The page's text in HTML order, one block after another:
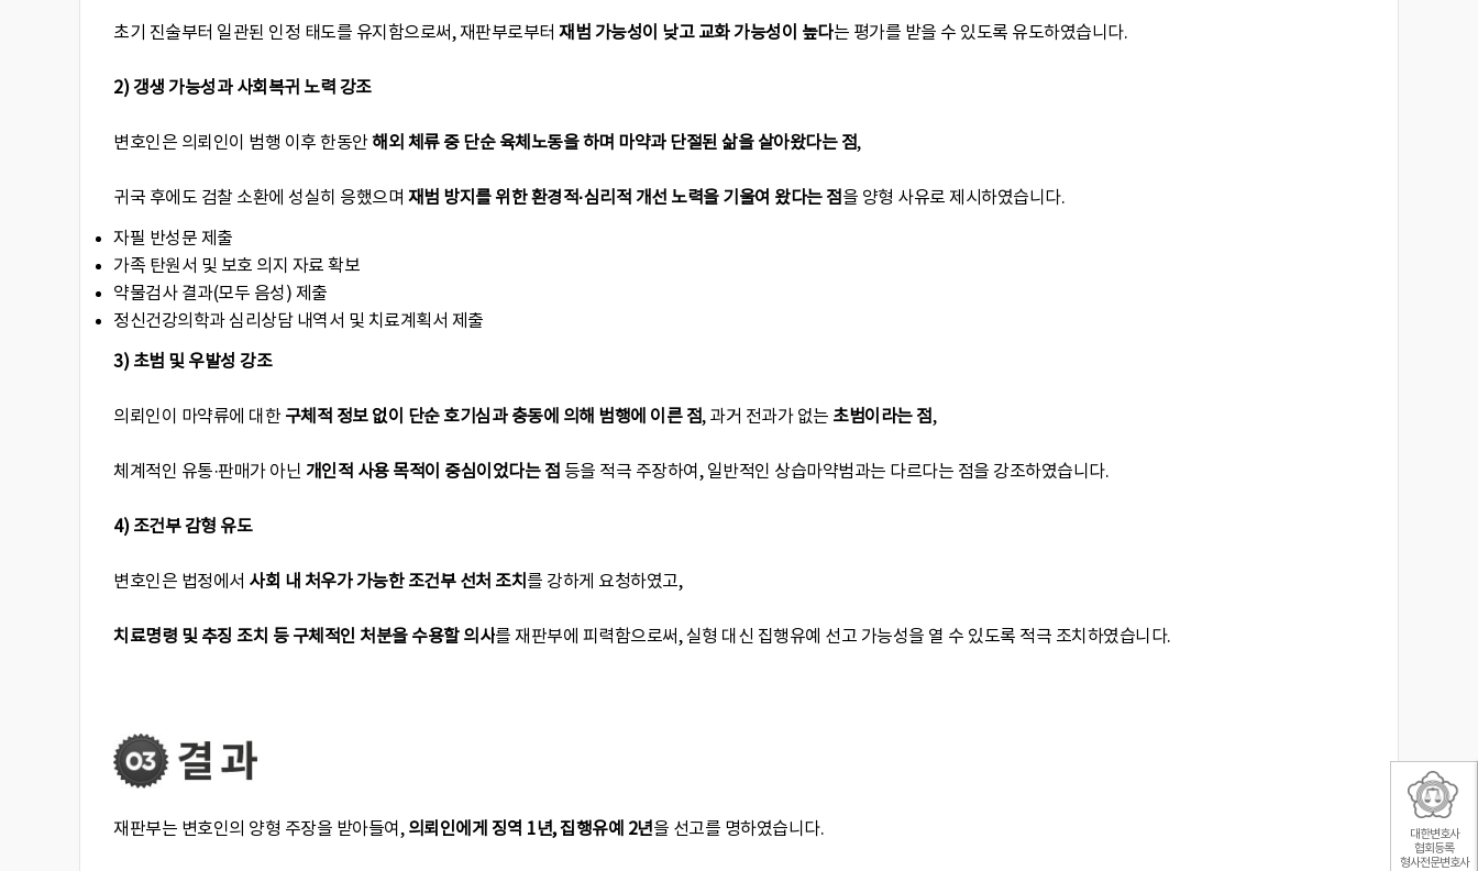
초기 진술부터 일관된 인정 태도를 유지함으로써, 재판부로부터 재범 가능성이 낮고 교화 가능성이 높다는 평가를 받을 수 있도록 유도하였습니다.
2)갱생 가능성과 사회복귀 노력 강조
변호인은 의뢰인이 범행 이후 한동안 해외 체류 중 단순 육체노동을 하며 마약과 단절된 삶을 살아왔다는 점,
귀국 후에도 검찰 소환에 성실히 응했으며 재범 방지를 위한 환경적·심리적 개선 노력을 기울여 왔다는 점을 양형 사유로 제시하였습니다.
자필 반성문 제출
가족 탄원서 및 보호 의지 자료 확보
약물검사 결과(모두 음성) 제출
정신건강의학과 심리상담 내역서 및 치료계획서 제출
3) 초범 및 우발성 강조
의뢰인이 마약류에 대한 구체적 정보 없이 단순 호기심과 충동에 의해 범행에 이른 점, 과거 전과가 없는 초범이라는 점,
체계적인 유통·판매가 아닌 개인적 사용 목적이 중심이었다는 점 등을 적극 주장하여, 일반적인 상습마약범과는 다르다는 점을 강조하였습니다.
4) 조건부 감형 유도
변호인은 법정에서 사회 내 처우가 가능한 조건부 선처 조치 를 강하게 요청하였고,
치료명령 및 추징 조치 등 구체적인 처분을 수용할 의사를 재판부에 피력함으로써, 실형 대신 집행유예 선고 가능성을 열 수 있도록 적극 조치하였습니다.
재판부는 변호인의 양형 주장을 받아들여, 의뢰인에게 징역 1년, 집행유예 2년을 선고를 명하였습니다.
대한변호사
협회등록
형사전문변호사